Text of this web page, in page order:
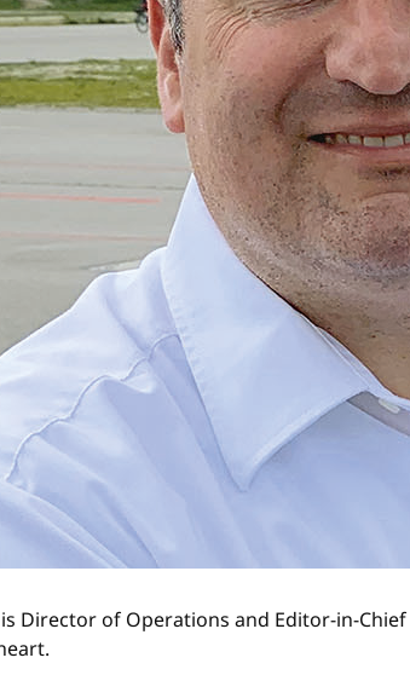
Director of Operations and Editor-in-